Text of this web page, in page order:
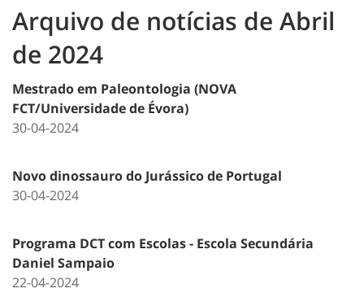
Arquivo de notícias de Abril
de 2024
Mestrado em Paleontologia (NOVA
FCT/Universidade de Évora)
30-04-2024
Novo dinossauro do Jurássico de Portugal
30-04-2024
Programa DCT com Escolas - Escola Secundária
Daniel Sampaio
22-04-2024